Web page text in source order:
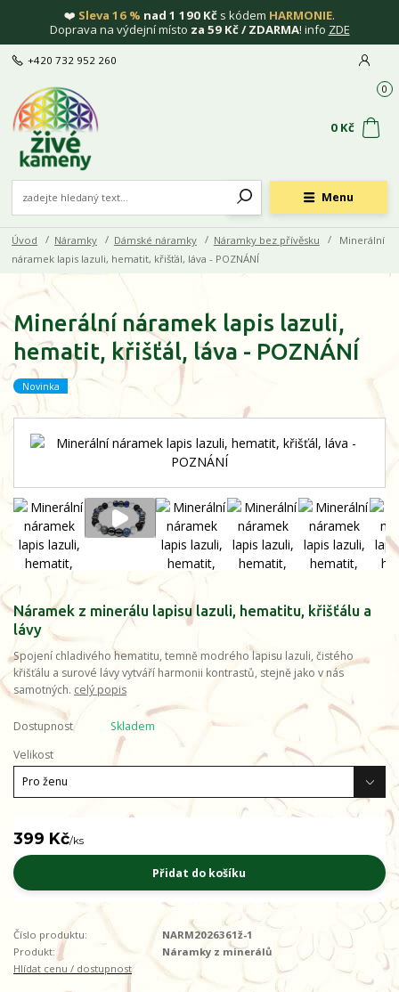
❤️ Sleva 16 % nad 1 190 Kč s kódem HARMONIE.
Doprava na výdejní místo za 59 Kč / ZDARMA! info ZDE
Menu
+420 732 952 260
0
0 Kč
Úvod Náramky Dámské náramky Náramky bez přívěsku
Minerální
náramek lapis lazuli, hematit, křišťál, láva - POZNÁNÍ
Minerální náramek lapis lazuli,
hematit, křišťál, láva - POZNÁNÍ
Novinka
Náramek z minerálu lapisu lazuli, hematitu, křišťálu a
lávy
Spojení chladivého hematitu, temně modrého lapisu lazuli, čistého
křišťálu a surové lávy vytváří harmonii kontrastů, stejně jako v nás
samotných. celý popis
Dostupnost
Skladem
Velikost
399 Kč/ks
Přidat do košíku
Číslo produktu:
NARM2026361ž-1
Produkt:
Náramky z minerálů
Hlídat cenu / dostupnost